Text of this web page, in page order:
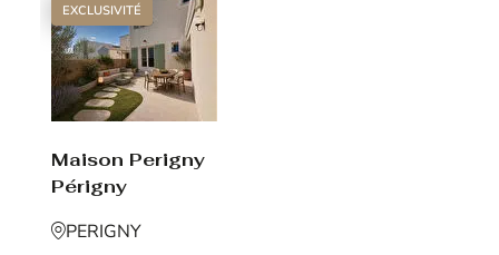
EXCLUSIVITÉ
Maison Perigny
Périgny
PERIGNY